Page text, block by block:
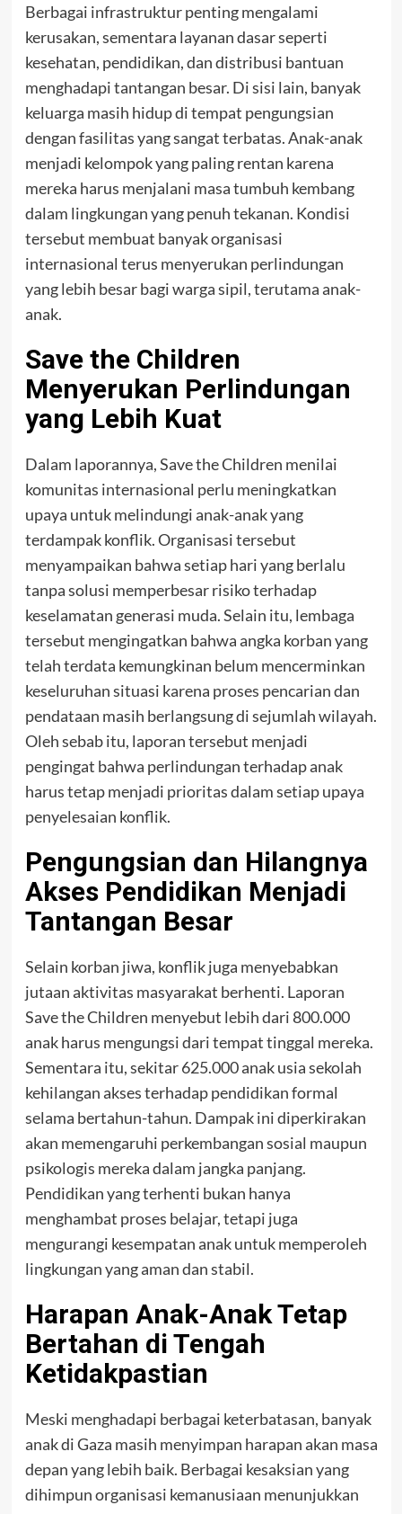
Berbagai infrastruktur penting mengalami
kerusakan, sementara layanan dasar seperti
kesehatan, pendidikan, dan distribusi bantuan
menghadapi tantangan besar. Di sisi lain, banyak
keluarga masih hidup di tempat pengungsian
dengan fasilitas yang sangat terbatas. Anak-anak
menjadi kelompok yang paling rentan karena
mereka harus menjalani masa tumbuh kembang
dalam lingkungan yang penuh tekanan. Kondisi
tersebut membuat banyak organisasi
internasional terus menyerukan perlindungan
yang lebih besar bagi warga sipil, terutama anak-
anak.
Save the Children
Menyerukan Perlindungan
yang Lebih Kuat
Dalam laporannya, Save the Children menilai
komunitas internasional perlu meningkatkan
upaya untuk melindungi anak-anak yang
terdampak konflik. Organisasi tersebut
menyampaikan bahwa setiap hari yang berlalu
tanpa solusi memperbesar risiko terhadap
keselamatan generasi muda. Selain itu, lembaga
tersebut mengingatkan bahwa angka korban yang
telah terdata kemungkinan belum mencerminkan
keseluruhan situasi karena proses pencarian dan
pendataan masih berlangsung di sejumlah wilayah.
Oleh sebab itu, laporan tersebut menjadi
pengingat bahwa perlindungan terhadap anak
harus tetap menjadi prioritas dalam setiap upaya
penyelesaian konflik.
Pengungsian dan Hilangnya
Akses Pendidikan Menjadi
Tantangan Besar
Selain korban jiwa, konflik juga menyebabkan
jutaan aktivitas masyarakat berhenti. Laporan
Save the Children menyebut lebih dari 800.000
anak harus mengungsi dari tempat tinggal mereka.
Sementara itu, sekitar 625.000 anak usia sekolah
kehilangan akses terhadap pendidikan formal
selama bertahun-tahun. Dampak ini diperkirakan
akan memengaruhi perkembangan sosial maupun
psikologis mereka dalam jangka panjang.
Pendidikan yang terhenti bukan hanya
menghambat proses belajar, tetapi juga
mengurangi kesempatan anak untuk memperoleh
lingkungan yang aman dan stabil.
Harapan Anak-Anak Tetap
Bertahan di Tengah
Ketidakpastian
Meski menghadapi berbagai keterbatasan, banyak
anak di Gaza masih menyimpan harapan akan masa
depan yang lebih baik. Berbagai kesaksian yang
dihimpun organisasi kemanusiaan menunjukkan